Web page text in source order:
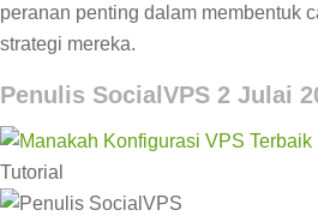
peranan penting dalam membentuk
strategi mereka.
Penulis SocialVPS 2 Julai
Tutorial